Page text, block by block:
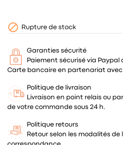
 Rupture de stock
Garanties sécurité
Paiement sécurisé via
Carte bancaire en partenariat
Politique de livraison
Livraison en point relais ou
de votre commande sous 24 h.
Politique retours
Retour selon les modalités de